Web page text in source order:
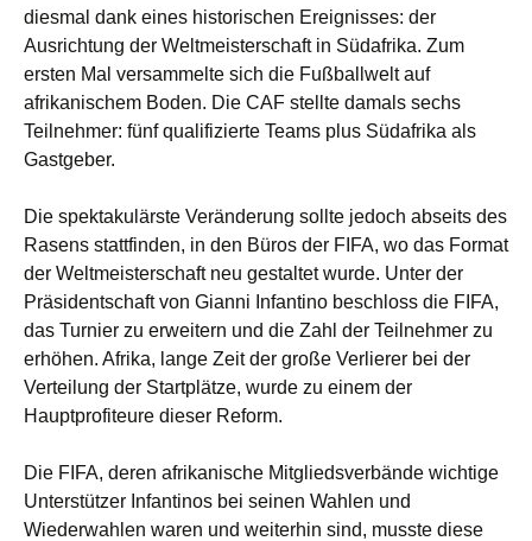
diesmal dank eines historischen Ereignisses: der
Ausrichtung der Weltmeisterschaft in Südafrika. Zum
ersten Mal versammelte sich die Fußballwelt auf
afrikanischem Boden. Die CAF stellte damals sechs
Teilnehmer: fünf qualifizierte Teams plus Südafrika als
Gastgeber.
Die spektakulärste Veränderung sollte jedoch abseits des
Rasens stattfinden, in den Büros der FIFA, wo das Format
der Weltmeisterschaft neu gestaltet wurde. Unter der
Präsidentschaft von Gianni Infantino beschloss die FIFA,
das Turnier zu erweitern und die Zahl der Teilnehmer zu
erhöhen. Afrika, lange Zeit der große Verlierer bei der
Verteilung der Startplätze, wurde zu einem der
Hauptprofiteure dieser Reform.
Die FIFA, deren afrikanische Mitgliedsverbände wichtige
Unterstützer Infantinos bei seinen Wahlen und
Wiederwahlen waren und weiterhin sind, musste diese